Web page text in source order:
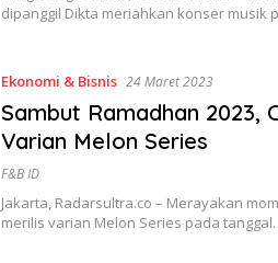
dipanggil Dikta meriahkan konser musik
Ekonomi & Bisnis 24 Maret 2023
Sambut Ramadhan 2023,
Varian Melon Series
F&B ID
Jakarta, Radarsultra.co – Merayakan
merilis varian Melon Series pada